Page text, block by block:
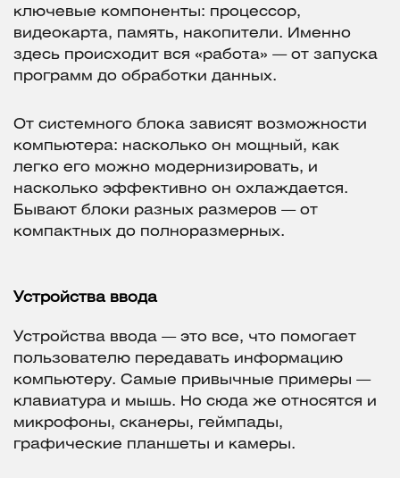
ключевые компоненты: процессор,
видеокарта, память, накопители. Именно
здесь происходит вся «работа» — от запуска
программ до обработки данных.
От системного блока зависят возможности
компьютера: насколько он мощный, как
легко его можно модернизировать, и
насколько эффективно он охлаждается.
Бывают блоки разных размеров — от
компактных до полноразмерных.
Устройства ввода
Устройства ввода — это все, что помогает
пользователю передавать информацию
компьютеру. Самые привычные примеры —
клавиатура и мышь. Но сюда же относятся и
микрофоны, сканеры, геймпады,
графические планшеты и камеры.